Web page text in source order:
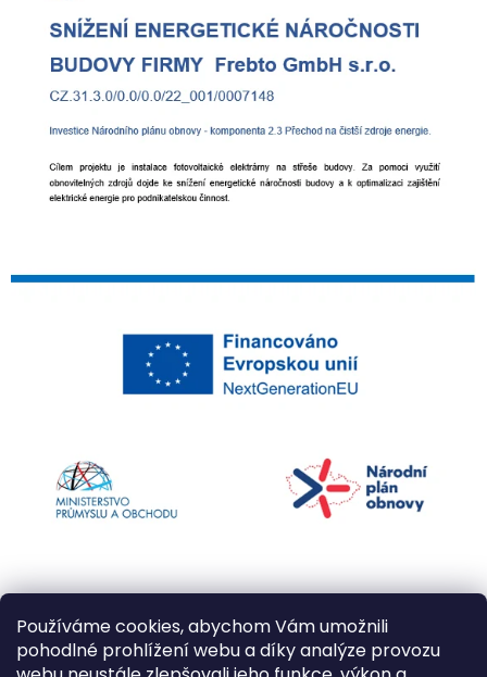
Používáme cookies, abychom Vám umožnili
pohodlné prohlížení webu a díky analýze provozu